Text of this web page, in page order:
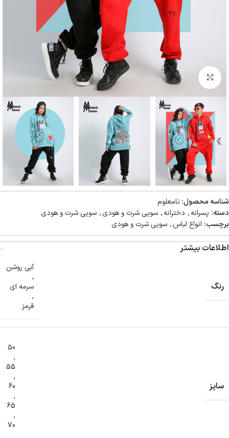
بزرگنمایی تصویر
شناسه محصول: نامعلوم
دسته: پسرانه, دخترانه, سویی شرت و هودی, سویی شرت و هودی
برچسب: انواع لباس, سویی شرت و هودی
اطلاعات بیشتر
رنگ
آبی روشن
,
سرمه ای
,
قرمز
سایز
50
,
55
,
60
,
65
,
70